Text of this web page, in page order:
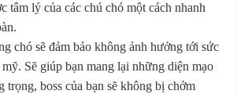
tâm lý của các chú chó một cách nhanh
chó sẽ đảm bảo không ảnh hưởng tới sức
Sẽ giúp bạn mang lại những diện mạo
trọng, boss của bạn sẽ không bị chởm